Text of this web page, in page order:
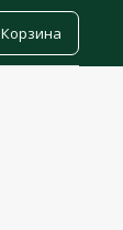
Корзина